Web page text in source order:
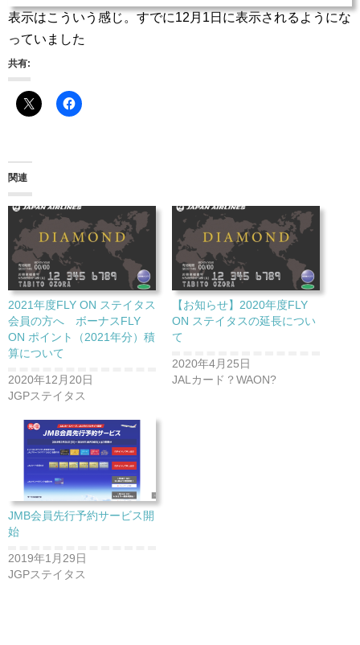
表示はこういう感じ。すでに12月1日に表示されるようにな
っていました
共有:
関連
2021年度FLY ON ステイタス
会員の方へ ボーナスFLY
ON ポイント（2021年分）積
算について
2020年12月20日
JGPステイタス
【お知らせ】2020年度FLY
ON ステイタスの延長につい
て
2020年4月25日
JALカード？WAON?
JMB会員先行予約サービス開
始
2019年1月29日
JGPステイタス